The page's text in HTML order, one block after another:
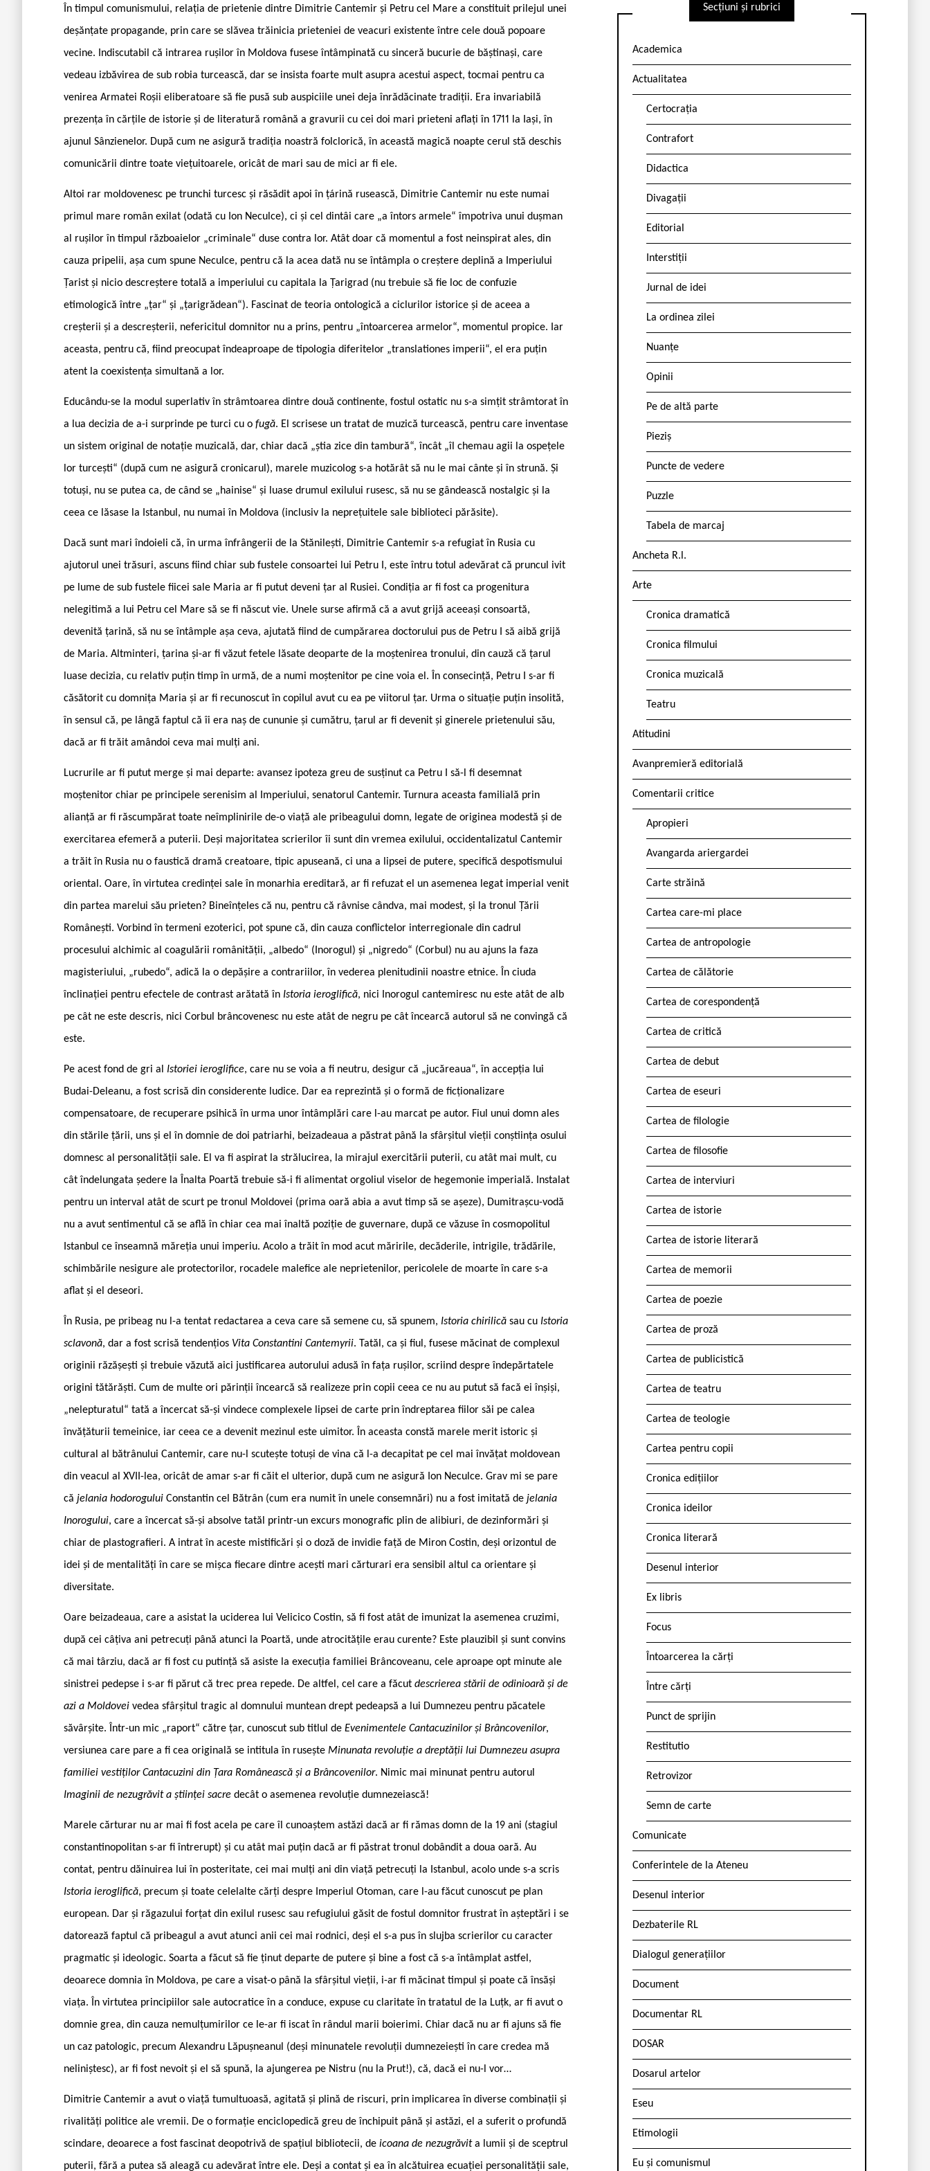
În timpul comunismului, relația de prietenie dintre Dimitrie Cantemir și Petru cel Mare a constituit prilejul unei
deșănțate propagande, prin care se slăvea trăinicia prieteniei de veacuri existente între cele două popoare
vecine. Indiscutabil că intrarea rușilor în Moldova fusese întâmpinată cu sinceră bucurie de băștinași, care
vedeau izbăvirea de sub robia turcească, dar se insista foarte mult asupra acestui aspect, tocmai pentru ca
venirea Armatei Roșii eliberatoare să fie pusă sub auspiciile unei deja înrădăcinate tradiții. Era invariabilă
prezența în cărțile de istorie și de literatură română a gravurii cu cei doi mari prieteni aflați în 1711 la Iași, în
ajunul Sânzienelor. După cum ne asigură tradiția noastră folclorică, în această magică noapte cerul stă deschis
comunicării dintre toate viețuitoarele, oricât de mari sau de mici ar fi ele.
Altoi rar moldovenesc pe trunchi turcesc și răsădit apoi în țárină rusească, Dimitrie Cantemir nu este numai
primul mare român exilat (odată cu Ion Neculce), ci și cel dintâi care „a întors armele“ împotriva unui dușman
al rușilor în timpul războaielor „criminale“ duse contra lor. Atât doar că momentul a fost neinspirat ales, din
cauza pripelii, așa cum spune Neculce, pentru că la acea dată nu se întâmpla o creștere deplină a Imperiului
Țarist și nicio descreștere totală a imperiului cu capitala la Țarigrad (nu trebuie să fie loc de confuzie
etimologică între „țar“ și „țarigrădean“). Fascinat de teoria ontologică a ciclurilor istorice și de aceea a
creșterii și a descreșterii, nefericitul domnitor nu a prins, pentru „întoarcerea armelor“, momentul propice. Iar
aceasta, pentru că, fiind preocupat îndeaproape de tipologia diferitelor „translationes imperii“, el era puțin
atent la coexistența simultană a lor.
Educându-se la modul superlativ în strâmtoarea dintre două continente, fostul ostatic nu s-a simțit strâmtorat în
a lua decizia de a-i surprinde pe turci cu o fugă. El scrisese un tratat de muzică turcească, pentru care inventase
un sistem original de notație muzicală, dar, chiar dacă „știa zice din tambură“, încât „îl chemau agii la ospețele
lor turcești“ (după cum ne asigură cronicarul), marele muzicolog s-a hotărât să nu le mai cânte și în strună. Și
totuși, nu se putea ca, de când se „hainise“ și luase drumul exilului rusesc, să nu se gândească nostalgic și la
ceea ce lăsase la Istanbul, nu numai în Moldova (inclusiv la neprețuitele sale biblioteci părăsite).
Dacă sunt mari îndoieli că, în urma înfrângerii de la Stănilești, Dimitrie Cantemir s-a refugiat în Rusia cu
ajutorul unei trăsuri, ascuns fiind chiar sub fustele consoartei lui Petru I, este întru totul adevărat că pruncul ivit
pe lume de sub fustele fiicei sale Maria ar fi putut deveni țar al Rusiei. Condiția ar fi fost ca progenitura
nelegitimă a lui Petru cel Mare să se fi născut vie. Unele surse afirmă că a avut grijă aceeași consoartă,
devenită țarină, să nu se întâmple așa ceva, ajutată fiind de cumpărarea doctorului pus de Petru I să aibă grijă
de Maria. Altminteri, țarina și-ar fi văzut fetele lăsate deoparte de la moștenirea tronului, din cauză că țarul
luase decizia, cu relativ puțin timp în urmă, de a numi moștenitor pe cine voia el. În consecință, Petru I s-ar fi
căsătorit cu domnița Maria și ar fi recunoscut în copilul avut cu ea pe viitorul țar. Urma o situație puțin insolită,
în sensul că, pe lângă faptul că îi era naș de cununie și cumătru, țarul ar fi devenit și ginerele prietenului său,
dacă ar fi trăit amândoi ceva mai mulți ani.
Lucrurile ar fi putut merge și mai departe: avansez ipoteza greu de susținut ca Petru I să-l fi desemnat
moștenitor chiar pe principele serenisim al Imperiului, senatorul Cantemir. Turnura aceasta familială prin
alianță ar fi răscumpărat toate neîmplinirile de-o viață ale pribeagului domn, legate de originea modestă și de
exercitarea efemeră a puterii. Deși majoritatea scrierilor îi sunt din vremea exilului, occidentalizatul Cantemir
a trăit în Rusia nu o faustică dramă creatoare, tipic apuseană, ci una a lipsei de putere, specifică despotismului
oriental. Oare, în virtutea credinței sale în monarhia ereditară, ar fi refuzat el un asemenea legat imperial venit
din partea marelui său prieten? Bineînțeles că nu, pentru că râvnise cândva, mai modest, și la tronul Țării
Românești. Vorbind în termeni ezoterici, pot spune că, din cauza conflictelor interregionale din cadrul
procesului alchimic al coagulării românității, „albedo“ (Inorogul) și „nigredo“ (Corbul) nu au ajuns la faza
magisteriului, „rubedo“, adică la o depășire a contrariilor, în vederea plenitudinii noastre etnice. În ciuda
înclinației pentru efectele de contrast arătată în Istoria ieroglifică, nici Inorogul cantemiresc nu este atât de alb
pe cât ne este descris, nici Corbul brâncovenesc nu este atât de negru pe cât încearcă autorul să ne convingă că
este.
Pe acest fond de gri al Istoriei ieroglifice, care nu se voia a fi neutru, desigur că „jucăreaua“, în accepția lui
Budai-Deleanu, a fost scrisă din considerente ludice. Dar ea reprezintă și o formă de ficționalizare
compensatoare, de recuperare psihică în urma unor întâmplări care l-au marcat pe autor. Fiul unui domn ales
din stările țării, uns și el în domnie de doi patriarhi, beizadeaua a păstrat până la sfârșitul vieții conștiința osului
domnesc al personalității sale. El va fi aspirat la strălucirea, la mirajul exercitării puterii, cu atât mai mult, cu
cât îndelungata ședere la Înalta Poartă trebuie să-i fi alimentat orgoliul viselor de hegemonie imperială. Instalat
pentru un interval atât de scurt pe tronul Moldovei (prima oară abia a avut timp să se așeze), Dumitrașcu-vodă
nu a avut sentimentul că se află în chiar cea mai înaltă poziție de guvernare, după ce văzuse în cosmopolitul
Istanbul ce înseamnă măreția unui imperiu. Acolo a trăit în mod acut măririle, decăderile, intrigile, trădările,
schimbările nesigure ale protectorilor, rocadele malefice ale neprietenilor, pericolele de moarte în care s-a
aflat și el deseori.
În Rusia, pe pribeag nu l-a tentat redactarea a ceva care să semene cu, să spunem, Istoria chirilică sau cu Istoria
sclavonă, dar a fost scrisă tendențios Vita Constantini Cantemyrii. Tatăl, ca și fiul, fusese măcinat de complexul
originii răzășești și trebuie văzută aici justificarea autorului adusă în fața rușilor, scriind despre îndepărtatele
origini tătărăști. Cum de multe ori părinții încearcă să realizeze prin copii ceea ce nu au putut să facă ei înșiși,
„nelepturatul“ tată a încercat să-și vindece complexele lipsei de carte prin îndreptarea fiilor săi pe calea
învățăturii temeinice, iar ceea ce a devenit mezinul este uimitor. În aceasta constă marele merit istoric și
cultural al bătrânului Cantemir, care nu-l scutește totuși de vina că l-a decapitat pe cel mai învățat moldovean
din veacul al XVII-lea, oricât de amar s-ar fi căit el ulterior, după cum ne asigură Ion Neculce. Grav mi se pare
că jelania hodorogului Constantin cel Bătrân (cum era numit în unele consemnări) nu a fost imitată de jelania
Inorogului, care a încercat să-și absolve tatăl printr-un excurs monografic plin de alibiuri, de dezinformări și
chiar de plastografieri. A intrat în aceste mistificări și o doză de invidie față de Miron Costin, deși orizontul de
idei și de mentalități în care se mișca fiecare dintre acești mari cărturari era sensibil altul ca orientare și
diversitate.
Oare beizadeaua, care a asistat la uciderea lui Velicico Costin, să fi fost atât de imunizat la asemenea cruzimi,
după cei câțiva ani petrecuți până atunci la Poartă, unde atrocitățile erau curente? Este plauzibil și sunt convins
că mai târziu, dacă ar fi fost cu putință să asiste la execuția familiei Brâncoveanu, cele aproape opt minute ale
sinistrei pedepse i s-ar fi părut că trec prea repede. De altfel, cel care a făcut descrierea stării de odinioară și de
azi a Moldovei vedea sfârșitul tragic al domnului muntean drept pedeapsă a lui Dumnezeu pentru păcatele
săvârșite. Într-un mic „raport“ către țar, cunoscut sub titlul de Evenimentele Cantacuzinilor și Brâncovenilor,
versiunea care pare a fi cea originală se intitula în rusește Minunata revoluție a dreptății lui Dumnezeu asupra
familiei vestiților Cantacuzini din Țara Românească și a Brâncovenilor. Nimic mai minunat pentru autorul
Imaginii de nezugrăvit a științei sacre decât o asemenea revoluție dumnezeiască!
Marele cărturar nu ar mai fi fost acela pe care îl cunoaștem astăzi dacă ar fi rămas domn de la 19 ani (stagiul
constantinopolitan s-ar fi întrerupt) și cu atât mai puțin dacă ar fi păstrat tronul dobândit a doua oară. Au
contat, pentru dăinuirea lui în posteritate, cei mai mulți ani din viață petrecuți la Istanbul, acolo unde s-a scris
Istoria ieroglifică, precum și toate celelalte cărți despre Imperiul Otoman, care l-au făcut cunoscut pe plan
european. Dar și răgazului forțat din exilul rusesc sau refugiului găsit de fostul domnitor frustrat în așteptări i se
datorează faptul că pribeagul a avut atunci anii cei mai rodnici, deși el s-a pus în slujba scrierilor cu caracter
pragmatic și ideologic. Soarta a făcut să fie ținut departe de putere și bine a fost că s-a întâmplat astfel,
deoarece domnia în Moldova, pe care a visat-o până la sfârșitul vieții, i-ar fi măcinat timpul și poate că însăși
viața. În virtutea principiilor sale autocratice în a conduce, expuse cu claritate în tratatul de la Luțk, ar fi avut o
domnie grea, din cauza nemulțumirilor ce le-ar fi iscat în rândul marii boierimi. Chiar dacă nu ar fi ajuns să fie
un caz patologic, precum Alexandru Lăpușneanul (deși minunatele revoluții dumnezeiești în care credea mă
neliniștesc), ar fi fost nevoit și el să spună, la ajungerea pe Nistru (nu la Prut!), că, dacă ei nu-l vor…
Dimitrie Cantemir a avut o viață tumultuoasă, agitată și plină de riscuri, prin implicarea în diverse combinații și
rivalități politice ale vremii. De o formație enciclopedică greu de închipuit până și astăzi, el a suferit o profundă
scindare, deoarece a fost fascinat deopotrivă de spațiul bibliotecii, de icoana de nezugrăvita lumii și de sceptrul
puterii, fără a putea să aleagă cu adevărat între ele. Deși a contat și ea în alcătuirea ecuației personalității sale,
Secțiuni și rubrici
Academica
Actualitatea
Certocrația
Contrafort
Didactica
Divagații
Editorial
Interstiții
Jurnal de idei
La ordinea zilei
Nuanțe
Opinii
Pe de altă parte
Pieziș
Puncte de vedere
Puzzle
Tabela de marcaj
Ancheta R.l.
Arte
Cronica dramatică
Cronica filmului
Cronica muzicală
Teatru
Atitudini
Avanpremieră editorială
Comentarii critice
Apropieri
Avangarda ariergardei
Carte străină
Cartea care-mi place
Cartea de antropologie
Cartea de călătorie
Cartea de corespondență
Cartea de critică
Cartea de debut
Cartea de eseuri
Cartea de filologie
Cartea de filosofie
Cartea de interviuri
Cartea de istorie
Cartea de istorie literară
Cartea de memorii
Cartea de poezie
Cartea de proză
Cartea de publicistică
Cartea de teatru
Cartea de teologie
Cartea pentru copii
Cronica edițiilor
Cronica ideilor
Cronica literară
Desenul interior
Ex libris
Focus
Întoarcerea la cărți
Între cărți
Punct de sprijin
Restitutio
Retrovizor
Semn de carte
Comunicate
Conferintele de la Ateneu
Desenul interior
Dezbaterile RL
Dialogul generațiilor
Document
Documentar RL
DOSAR
Dosarul artelor
Eseu
Etimologii
Eu și comunismul